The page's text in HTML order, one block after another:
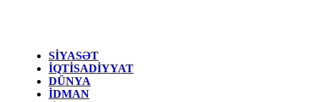
SİYASƏT
İQTİSADİYYAT
DÜNYA
İDMAN